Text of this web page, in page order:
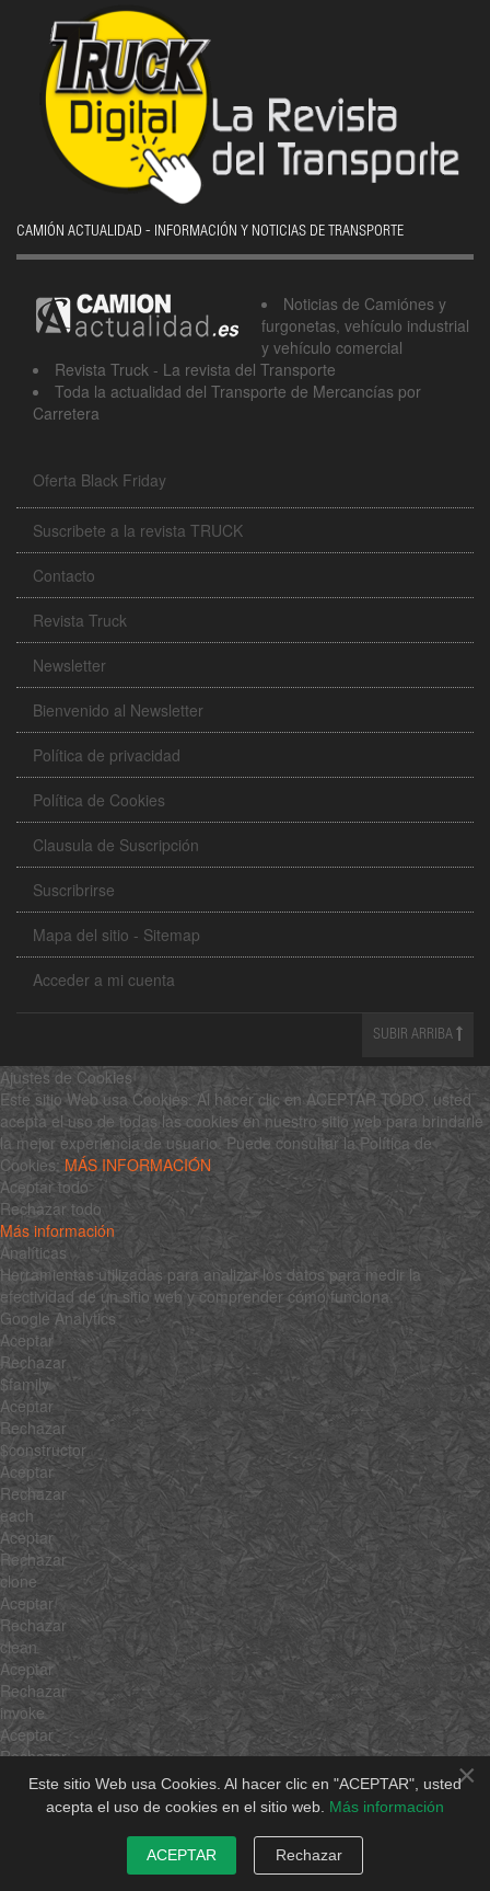
CAMIÓN ACTUALIDAD - INFORMACIÓN Y NOTICIAS DE TRANSPORTE
Noticias de Camiónes y
furgonetas, vehículo industrial
y vehículo comercial
Revista Truck - La revista del Transporte
Toda la actualidad del Transporte de Mercancías por
Carretera
Oferta Black Friday
Suscribete a la revista TRUCK
Contacto
Revista Truck
Newsletter
Bienvenido al Newsletter
Política de privacidad
Política de Cookies
Clausula de Suscripción
Suscribrirse
Mapa del sitio - Sitemap
Acceder a mi cuenta
SUBIR ARRIBA
×
Este sitio Web usa Cookies. Al hacer clic en "ACEPTAR", usted
acepta el uso de cookies en el sitio web. Más información
ACEPTAR Rechazar
Ajustes de Cookies
Este sitio Web usa Cookies. Al hacer clic en ACEPTAR TODO, usted
acepta el uso de todas las cookies en nuestro sitio web para brindarle
la mejor experiencia de usuario. Puede consultar la Política de
Cookies: MÁS INFORMACIÓN
Aceptar todo
Rechazar todo
Más información
Analíticas
Herramientas utilizadas para analizar los datos para medir la
efectividad de un sitio web y comprender cómo funciona.
Google Analytics
Aceptar
Rechazar
$family
Aceptar
Rechazar
$constructor
Aceptar
Rechazar
each
Aceptar
Rechazar
clone
Aceptar
Rechazar
clean
Aceptar
Rechazar
invoke
Aceptar
Rechazar
associate
Aceptar